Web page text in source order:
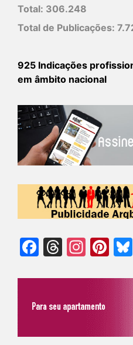
Total: 306.248
Total de Publicações:
925 Indicações
em âmbito nacional
Facebook